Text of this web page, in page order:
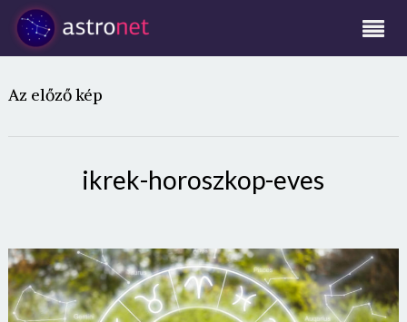
Az előző kép
ikrek-horoszkop-eves